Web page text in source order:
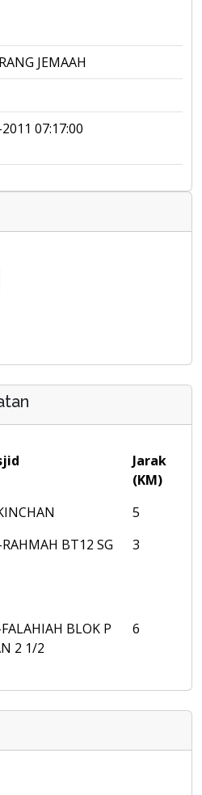
JEMAAH
07:17:00
Jarak
(KM)
5
BT12 SG
3
BLOK P
2 1/2
6